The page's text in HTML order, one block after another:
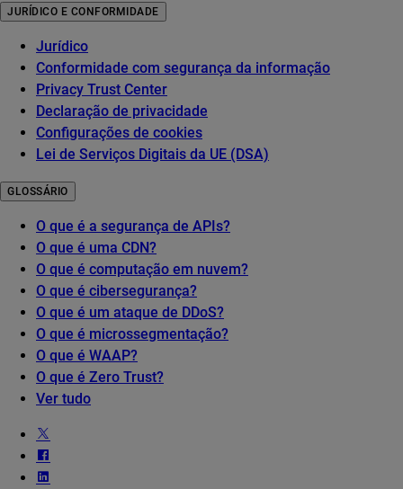
JURÍDICO E CONFORMIDADE
Jurídico
Conformidade com segurança da informação
Privacy Trust Center
Declaração de privacidade
Configurações de cookies
Lei de Serviços Digitais da UE (DSA)
GLOSSÁRIO
O que é a segurança de APIs?
O que é uma CDN?
O que é computação em nuvem?
O que é cibersegurança?
O que é um ataque de DDoS?
O que é microssegmentação?
O que é WAAP?
O que é Zero Trust?
Ver tudo